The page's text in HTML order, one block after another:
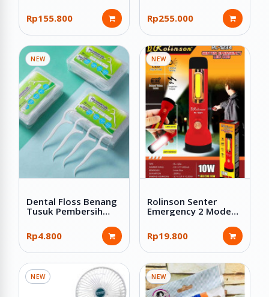
Premium
Rp155.800
Rp255.000
NEW
Dental Floss Benang
Tusuk Pembersih
Rp4.800
NEW
Rolinson Senter
Emergency 2 Mode
Charge Kabel USB RL-
1234
Rp19.800
NEW NEW